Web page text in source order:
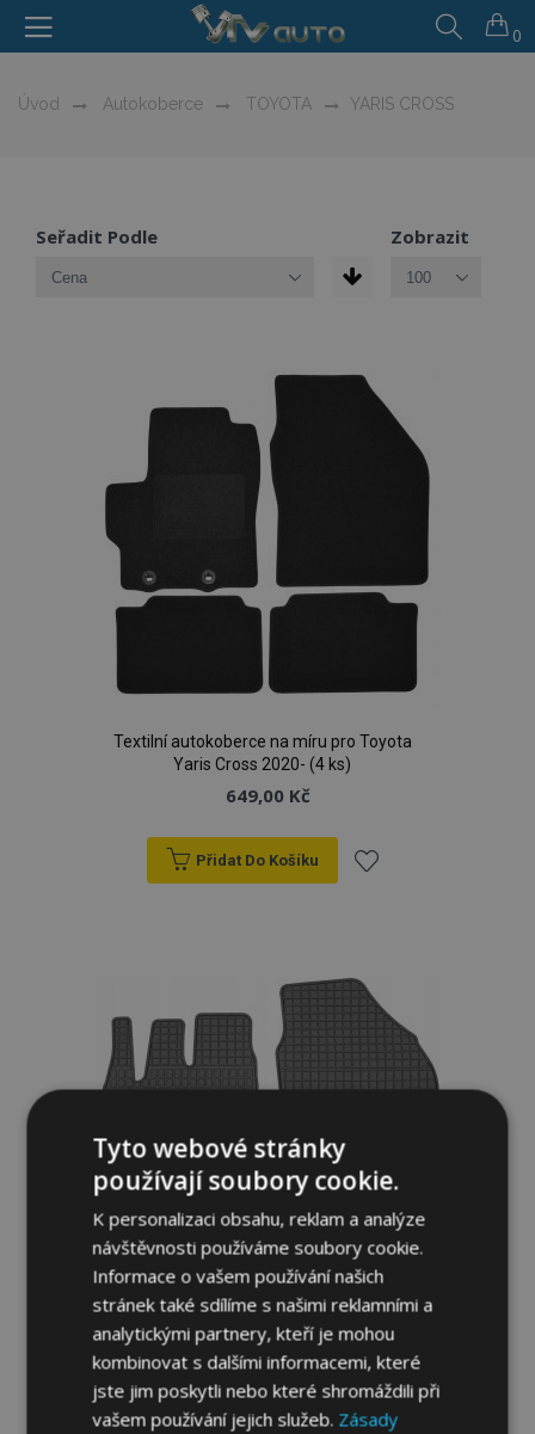
0
Úvod Autokoberce TOYOTA YARIS CROSS
Seřadit Podle Zobrazit
Textilní autokoberce na míru pro Toyota
Yaris Cross 2020- (4 ks)
649,00 Kč
Přidat Do Košíku
oblíbeným
Gumové autokoberce pro TOYOTA YARIS
954,00 Kč
Tyto webové stránky
používají soubory cookie.
K personalizaci obsahu, reklam a analýze
návštěvnosti používáme soubory cookie.
Informace o vašem používání našich
stránek také sdílíme s našimi reklamními a
analytickými partnery, kteří je mohou
kombinovat s dalšími informacemi, které
jste jim poskytli nebo které shromáždili při
vašem používání jejich služeb. Zásady